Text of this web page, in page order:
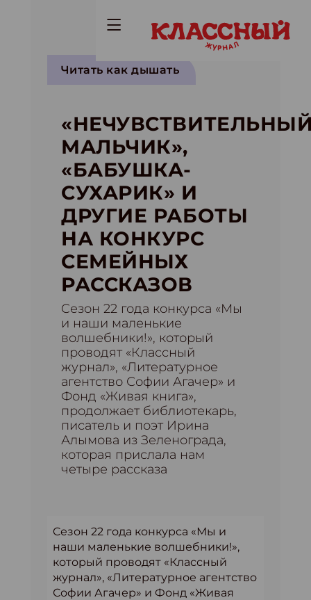
Читать как дышать
МАЛЬЧИК»,
«БАБУШКА-
СУХАРИК» И
ДРУГИЕ РАБОТЫ
НА КОНКУРС
СЕМЕЙНЫХ
РАССКАЗОВ
Cезон 22 года конкурса «Мы
и наши маленькие
волшебники!», который
проводят «Классный
журнал», «Литературное
агентство Софии Агачер» и
Фонд «Живая книга»,
продолжает библиотекарь,
писатель и поэт Ирина
Алымова из Зеленограда,
которая прислала нам
четыре рассказа
Cезон 22 года конкурса «Мы и
наши маленькие волшебники!»,
который проводят «Классный
журнал», «Литературное агентство
Софии Агачер» и Фонд «Живая